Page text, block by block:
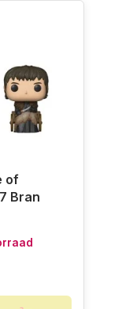
of
Bran